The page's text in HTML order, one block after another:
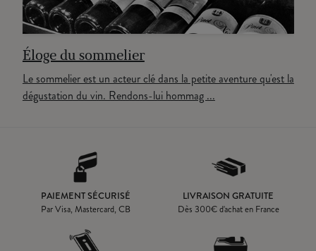
Éloge du sommelier
Le sommelier est un acteur clé dans la petite aventure qu'est la
dégustation du vin. Rendons-lui hommag ...
PAIEMENT SÉCURISÉ
Par Visa, Mastercard, CB
LIVRAISON GRATUITE
Dès 300€ d'achat en France